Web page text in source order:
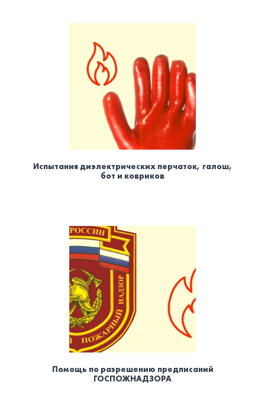
Испытания диэлектрических перчаток, галош,
бот и ковриков
Помощь по разрешению предписаний
ГОСПОЖНАДЗОРА